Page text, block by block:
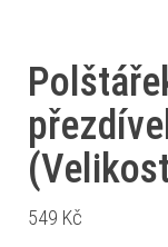
549 Kč